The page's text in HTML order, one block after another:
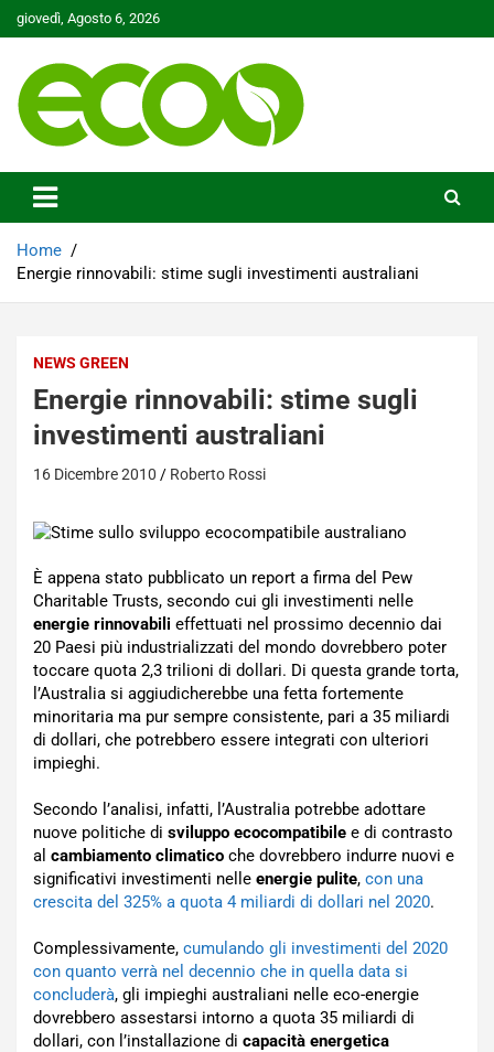
Skip
to
giovedì, Agosto 6, 2026
Ecoo.it
Home
Energie rinnovabili: stime sugli investimenti australiani
NEWS GREEN
Energie rinnovabili: stime sugli
investimenti australiani
16 Dicembre 2010 Roberto Rossi
È appena stato pubblicato un report a firma del Pew
Charitable Trusts, secondo cui gli investimenti nelle
energie rinnovabili effettuati nel prossimo decennio dai
20 Paesi più industrializzati del mondo dovrebbero poter
toccare quota 2,3 trilioni di dollari. Di questa grande torta,
l’Australia si aggiudicherebbe una fetta fortemente
minoritaria ma pur sempre consistente, pari a 35 miliardi
di dollari, che potrebbero essere integrati con ulteriori
impieghi.
Secondo l’analisi, infatti, l’Australia potrebbe adottare
nuove politiche di sviluppo ecocompatibile e di contrasto
al cambiamento climatico che dovrebbero indurre nuovi e
significativi investimenti nelle energie pulite, con una
crescita del 325% a quota 4 miliardi di dollari nel 2020.
Complessivamente, cumulando gli investimenti del 2020
con quanto verrà nel decennio che in quella data si
concluderà, gli impieghi australiani nelle eco-energie
dovrebbero assestarsi intorno a quota 35 miliardi di
dollari, con l’installazione di capacità energetica